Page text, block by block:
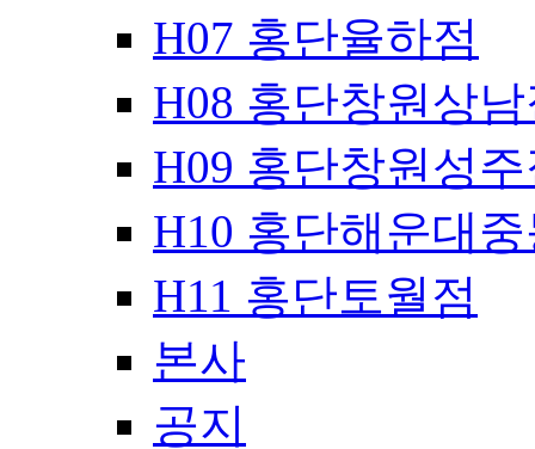
H07 홍단율하점
H08 홍단창원상
H09 홍단창원성
H10 홍단해운대
H11 홍단토월점
본사
공지